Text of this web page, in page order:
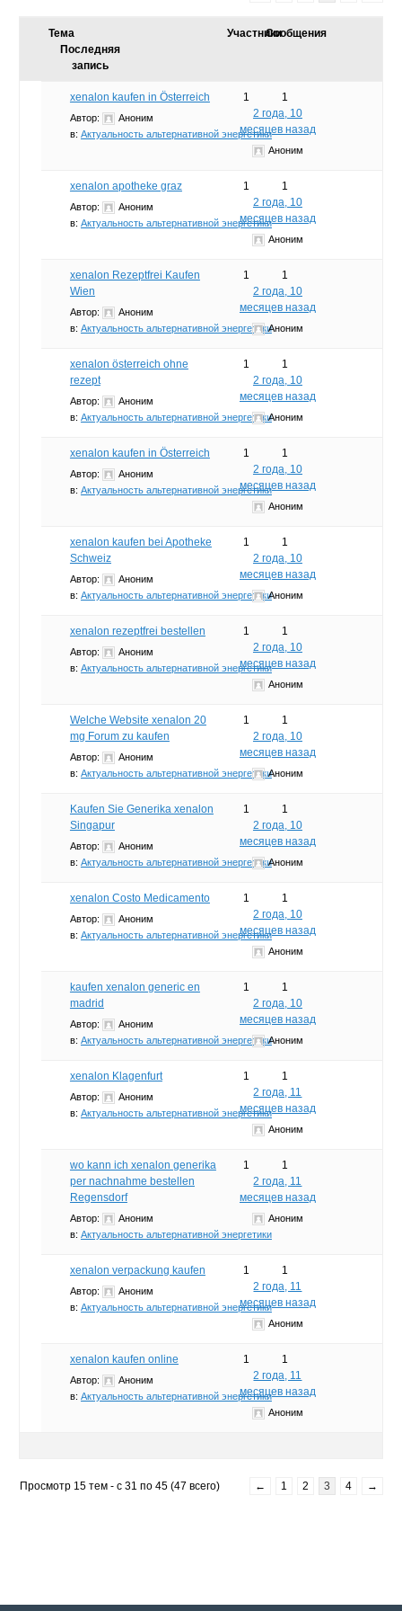
Тема УчастникиСообщения
Последняя
запись
xenalon kaufen in Österreich
Автор:
Аноним
в: Актуальность альтернативной энергетики
1
1
2 года, 10
месяцев назад
Аноним
xenalon apotheke graz
Автор:
Аноним
в: Актуальность альтернативной энергетики
1
1
2 года, 10
месяцев назад
Аноним
xenalon Rezeptfrei Kaufen
Wien
Автор:
Аноним
в: Актуальность альтернативной энергетики
1
1
2 года, 10
месяцев назад
Аноним
xenalon österreich ohne
rezept
Автор:
Аноним
в: Актуальность альтернативной энергетики
1
1
2 года, 10
месяцев назад
Аноним
xenalon kaufen in Österreich
Автор:
Аноним
в: Актуальность альтернативной энергетики
1
1
2 года, 10
месяцев назад
Аноним
xenalon kaufen bei Apotheke
Schweiz
Автор:
Аноним
в: Актуальность альтернативной энергетики
1
1
2 года, 10
месяцев назад
Аноним
xenalon rezeptfrei bestellen
Автор:
Аноним
в: Актуальность альтернативной энергетики
1
1
2 года, 10
месяцев назад
Аноним
Welche Website xenalon 20
mg Forum zu kaufen
Автор:
Аноним
в: Актуальность альтернативной энергетики
1
1
2 года, 10
месяцев назад
Аноним
Kaufen Sie Generika xenalon
Singapur
Автор:
Аноним
в: Актуальность альтернативной энергетики
1
1
2 года, 10
месяцев назад
Аноним
xenalon Costo Medicamento
Автор:
Аноним
в: Актуальность альтернативной энергетики
1
1
2 года, 10
месяцев назад
Аноним
kaufen xenalon generic en
madrid
Автор:
Аноним
в: Актуальность альтернативной энергетики
1
1
2 года, 10
месяцев назад
Аноним
xenalon Klagenfurt
Автор:
Аноним
в: Актуальность альтернативной энергетики
1
1
2 года, 11
месяцев назад
Аноним
wo kann ich xenalon generika
per nachnahme bestellen
Regensdorf
Автор:
Аноним
в: Актуальность альтернативной энергетики
1
1
2 года, 11
месяцев назад
Аноним
xenalon verpackung kaufen
Автор:
Аноним
в: Актуальность альтернативной энергетики
1
1
2 года, 11
месяцев назад
Аноним
xenalon kaufen online
Автор:
Аноним
в: Актуальность альтернативной энергетики
1
1
2 года, 11
месяцев назад
Аноним
Просмотр 15 тем - с 31 по 45 (47 всего) ← 1 2 3 4 →